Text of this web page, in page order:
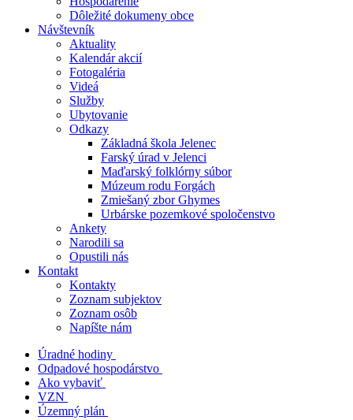
Dôležité dokumeny obce
Návštevník
Aktuality
Kalendár akcií
Fotogaléria
Videá
Služby
Ubytovanie
Odkazy
Základná škola Jelenec
Farský úrad v Jelenci
Maďarský folklórny súbor
Múzeum rodu Forgách
Zmiešaný zbor Ghymes
Urbárske pozemkové spoločenstvo
Ankety
Narodili sa
Opustili nás
Kontakt
Kontakty
Zoznam subjektov
Zoznam osôb
Napíšte nám
Úradné hodiny
Odpadové hospodárstvo
Ako vybaviť
VZN
Územný plán